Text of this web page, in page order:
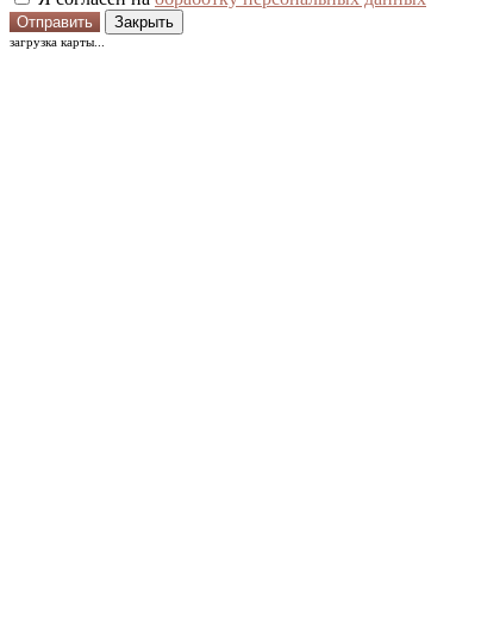
Отправить Закрыть
загрузка карты...